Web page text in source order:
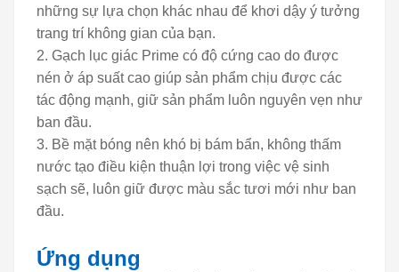
những sự lựa chọn khác nhau để khơi dậy ý tưởng
trang trí không gian của bạn.
Gạch lục giác Prime có độ cứng cao do được
nén ở áp suất cao giúp sản phẩm chịu được các
tác động mạnh, giữ sản phẩm luôn nguyên vẹn như
ban đầu.
Bề mặt bóng nên khó bị bám bẩn, không thấm
nước tạo điều kiện thuận lợi trong việc vệ sinh
sạch sẽ, luôn giữ được màu sắc tươi mới như ban
đầu.
Ứng dụng